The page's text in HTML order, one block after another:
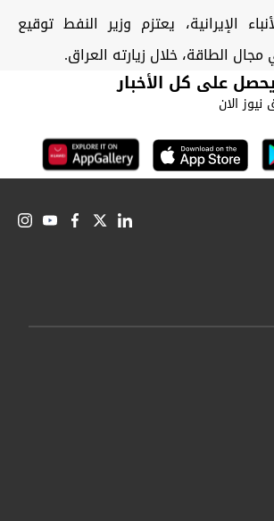
الإيرانية، يعتزم وزير النفط توقيع
الطاقة، خلال زيارته العراق.
على كل الأخبار
الان